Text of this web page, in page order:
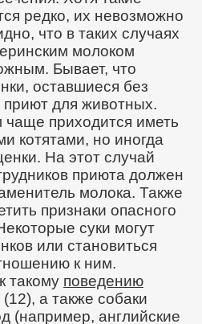
редко, их невозможно
что в таких случаях
молоком
Бывает, что
оставшиеся без
для животных.
приходится иметь
котятами, но иногда
На этот случай
приюта должен
молока. Также
признаки опасного
суки могут
или становиться
к ним.
такому поведению
а также собаки
(например, английские